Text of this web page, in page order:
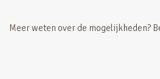
Meer weten over de mogelijkheden?